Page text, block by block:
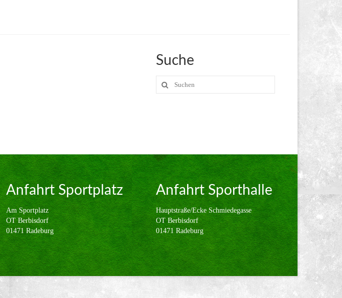
Suche
Suche
nach:
Anfahrt Sportplatz
Am Sportplatz
OT Berbisdorf
01471 Radeburg
Anfahrt Sporthalle
Hauptstraße/Ecke Schmiedegasse
OT Berbisdorf
01471 Radeburg